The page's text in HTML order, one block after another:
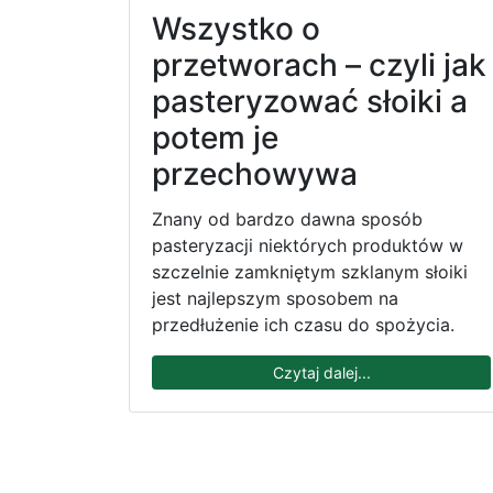
Wszystko o
przetworach – czyli jak
pasteryzować słoiki a
potem je
przechowywa
Znany od bardzo dawna sposób
pasteryzacji niektórych produktów w
szczelnie zamkniętym szklanym słoiki
jest najlepszym sposobem na
przedłużenie ich czasu do spożycia.
Czytaj dalej...